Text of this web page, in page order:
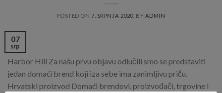
POSTED ON7. SRPNJA 2020. BY ADMIN
07
srp
Harbor Hill Za našu prvu objavu odlučili smo se predstaviti
jedan domaći brend koji iza sebe ima zanimljivu priču.
Hrvatski proizvod Domaći brendovi, proizvođači, trgovine i